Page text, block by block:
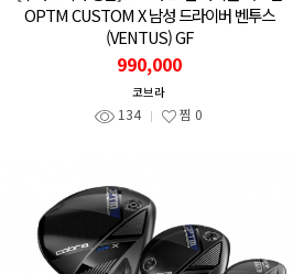
OPTM CUSTOM X 남성 드라이버 벤투스
(VENTUS) GF
990,000
코브라
134 찜 0